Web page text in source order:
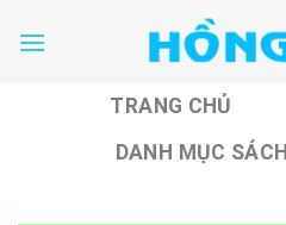
TRANG CHỦ
DANH MỤC SÁCH